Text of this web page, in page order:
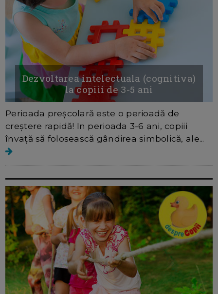
Dezvoltarea intelectuala (cognitiva)
la copiii de 3-5 ani
Perioada preșcolară este o perioadă de
creștere rapidă! In perioada 3-6 ani, copiii
învață să folosească gândirea simbolică, ale...